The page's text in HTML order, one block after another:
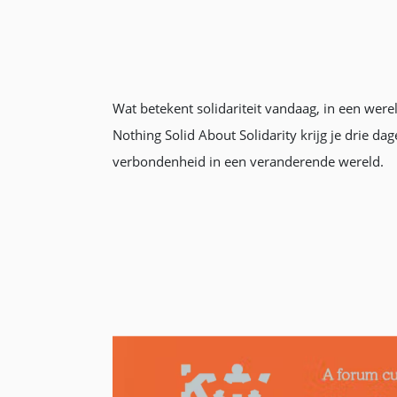
Wat betekent solidariteit vandaag, in een
Nothing Solid About Solidarity krijg je drie
verbondenheid in een veranderende wereld.